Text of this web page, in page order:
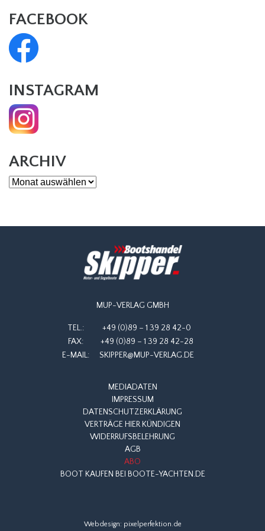
FACEBOOK
INSTAGRAM
ARCHIV
Archiv
MUP-VERLAG GMBH
TEL.:
+49 (0)89 – 1 39 28 42-0
FAX:
+49 (0)89 – 1 39 28 42-28
E-MAIL:
SKIPPER@MUP-VERLAG.DE
MEDIADATEN
IMPRESSUM
DATENSCHUTZERKLÄRUNG
VERTRÄGE HIER KÜNDIGEN
WIDERRUFSBELEHRUNG
AGB
ABO
BOOT KAUFEN BEI BOOTE-YACHTEN.DE
Webdesign: pixelperfektion.de